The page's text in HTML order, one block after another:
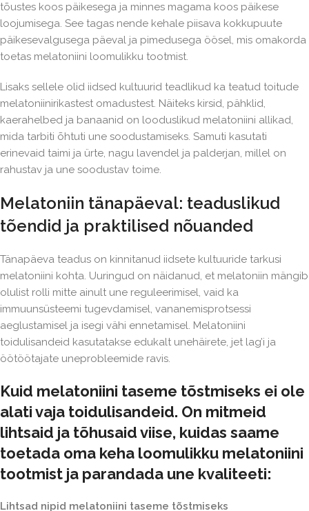
tõustes koos päikesega ja minnes magama koos päikese
loojumisega. See tagas nende kehale piisava kokkupuute
päikesevalgusega päeval ja pimedusega öösel, mis omakorda
toetas melatoniini loomulikku tootmist.
Lisaks sellele olid iidsed kultuurid teadlikud ka teatud toitude
melatoniinirikastest omadustest. Näiteks kirsid, pähklid,
kaerahelbed ja banaanid on looduslikud melatoniini allikad,
mida tarbiti õhtuti une soodustamiseks. Samuti kasutati
erinevaid taimi ja ürte, nagu lavendel ja palderjan, millel on
rahustav ja une soodustav toime.
Melatoniin tänapäeval: teaduslikud
tõendid ja praktilised nõuanded
Tänapäeva teadus on kinnitanud iidsete kultuuride tarkusi
melatoniini kohta. Uuringud on näidanud, et melatoniin mängib
olulist rolli mitte ainult une reguleerimisel, vaid ka
immuunsüsteemi tugevdamisel, vananemisprotsessi
aeglustamisel ja isegi vähi ennetamisel. Melatoniini
toidulisandeid kasutatakse edukalt unehäirete, jet lag’i ja
öötöötajate uneprobleemide ravis.
Kuid melatoniini taseme tõstmiseks ei ole
alati vaja toidulisandeid. On mitmeid
lihtsaid ja tõhusaid viise, kuidas saame
toetada oma keha loomulikku melatoniini
tootmist ja parandada une kvaliteeti:
Lihtsad nipid melatoniini taseme tõstmiseks